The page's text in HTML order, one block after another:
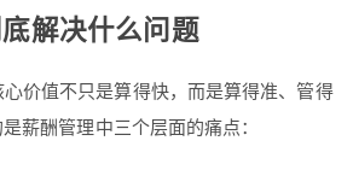
解决什么问题
价值不只是算得快，而是算得准、管得
薪酬管理中三个层面的痛点：